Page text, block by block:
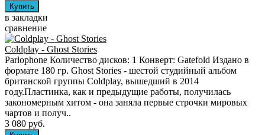
в закладки
сравнение
Coldplay - Ghost Stories
Parlophone Количество дисков: 1 Конверт: Gatefold Издано в
формате 180 гр. Ghost Stories - шестой студийный альбом
британской группы Coldplay, вышедший в 2014
году.Пластинка, как и предыдущие работы, получилась
закономерным хитом - она заняла первые строчки мировых
чартов и получ..
3 080 руб.